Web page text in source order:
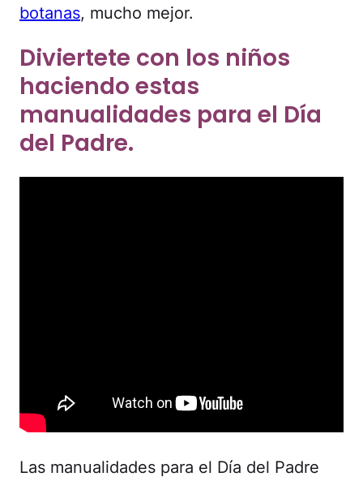
botanas, mucho mejor.
Diviertete con los niños
haciendo estas
manualidades para el Día
del Padre.
Las manualidades para el Día del Padre